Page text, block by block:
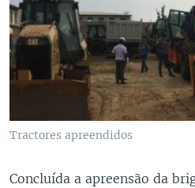
Tractores apreendidos
Concluída a apreensão da